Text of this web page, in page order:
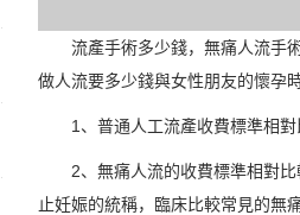
流產手術多少錢，無痛人流手
做人流要多少錢與女性朋友的懷孕
1、普通人工流產收費標準相
2、無痛人流的收費標準相對
止妊娠的統稱，臨床比較常見的無